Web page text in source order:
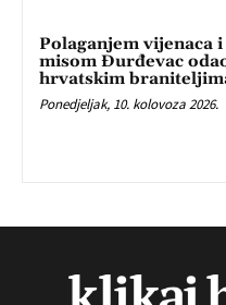
Polaganjem vijenaca
misom Đurđevac
hrvatskim
Ponedjeljak, 10. kolovoza 2026.